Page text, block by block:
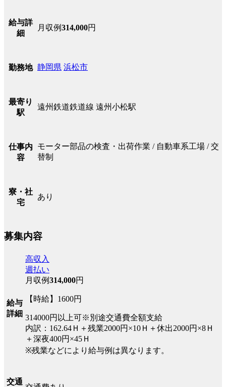
給与詳
細
月収例314,000円
勤務地 静岡県 浜松市
最寄り
駅
遠州鉄道鉄道線 遠州小松駅
仕事内
容
モーター部品の検査・出荷作業 / 自動車系工場 / 交
替制
寮・社
宅
あり
募集内容
給与
詳細
高収入
週払い
月収例314,000円
【時給】1600円
314000円以上可※別途交通費全額支給
内訳：162.64Ｈ＋残業2000円×10Ｈ＋休出2000円×8Ｈ
＋深夜400円×45Ｈ
※残業などにより給与例は異なります。
交通